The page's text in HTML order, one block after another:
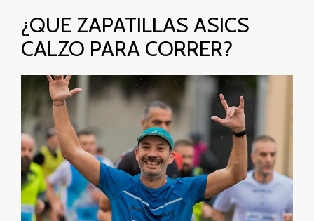
¿QUE ZAPATILLAS ASICS
CALZO PARA CORRER?